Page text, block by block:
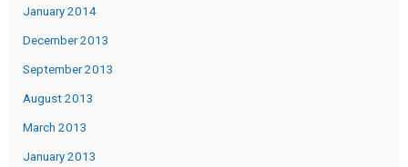
January 2014
December 2013
September 2013
August 2013
March 2013
January 2013